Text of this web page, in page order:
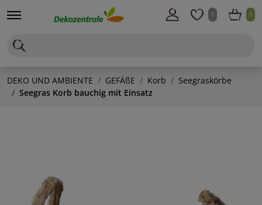
0 0
DEKO UND AMBIENTE GEFÄßE Korb
Seegraskörbe
Seegras Korb bauchig mit Einsatz